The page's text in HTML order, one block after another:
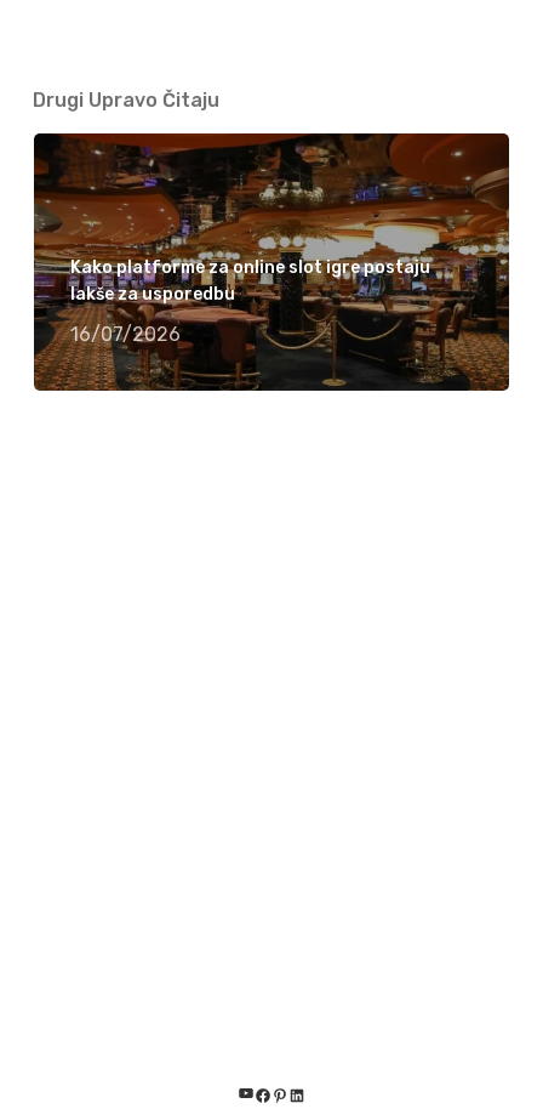
Drugi Upravo Čitaju
Kako platforme za online slot igre postaju
lakše za usporedbu
16/07/2026
YouTube
Facebook
Pinterest
LinkedIn